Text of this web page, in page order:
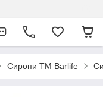
Сиропи ТМ Barlife